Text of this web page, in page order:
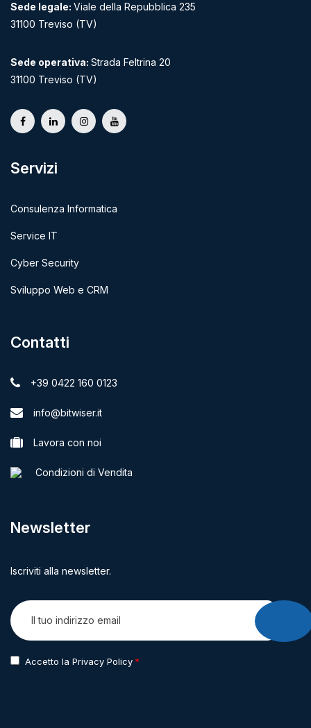
Sede legale: Viale della Repubblica 235
31100 Treviso (TV)
Sede operativa: Strada Feltrina 20
31100 Treviso (TV)
Servizi
Consulenza Informatica
Service IT
Cyber Security
Sviluppo Web e CRM
Contatti
+39 0422 160 0123
info@bitwiser.it
Lavora con noi
Condizioni di Vendita
Newsletter
Iscriviti alla newsletter.
Accetto la Privacy Policy